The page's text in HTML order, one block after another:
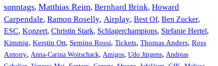
sonntags, Matthias Reim, Bernhard Brink, Howard
Carpendale, Ramon Roselly, Airplay, Best Of, Ben Zucker,
ESC, Konzert, Christin Stark, Schlagerchampions, Stefanie Hertel,
Kimmig, Kerstin Ott, Semino Rossi, Tickets, Thomas Anders, Ross
Antony, Anna-Carina Woitschack, Amigos, Udo Jürgens, Andreas